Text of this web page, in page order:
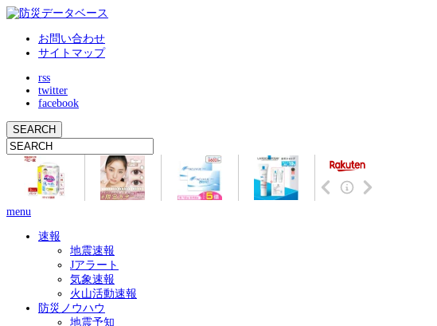
お問い合わせ
サイトマップ
rss
twitter
facebook
menu
速報
地震速報
Jアラート
気象速報
火山活動速報
防災ノウハウ
地震予知